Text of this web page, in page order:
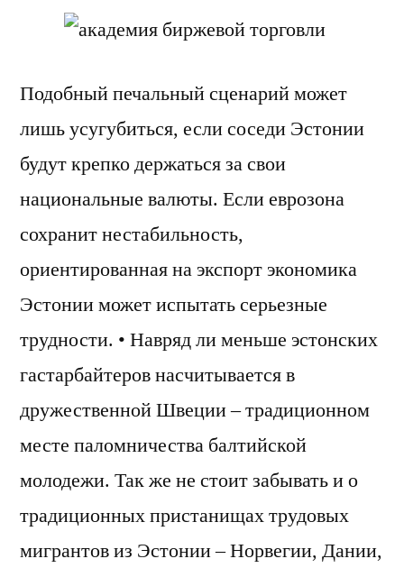
Подобный печальный сценарий может
лишь усугубиться, если соседи Эстонии
будут крепко держаться за свои
национальные валюты. Если еврозона
сохранит нестабильность,
ориентированная на экспорт экономика
Эстонии может испытать серьезные
трудности. • Навряд ли меньше эстонских
гастарбайтеров насчитывается в
дружественной Швеции – традиционном
месте паломничества балтийской
молодежи. Так же не стоит забывать и о
традиционных пристанищах трудовых
мигрантов из Эстонии – Норвегии, Дании,